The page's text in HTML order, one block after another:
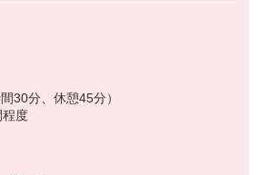
えたい
就きたい
い
仕事を見つけたい
30分、休憩45分）
度